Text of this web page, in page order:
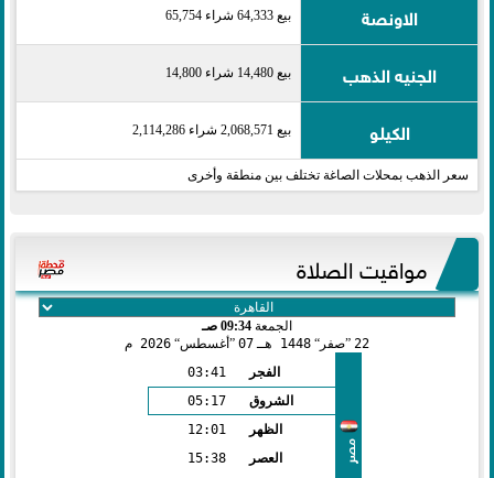
الاونصة بيع 64,333 شراء 65,754
الجنيه الذهب بيع 14,480 شراء 14,800
الكيلو بيع 2,068,571 شراء 2,114,286
سعر الذهب بمحلات الصاغة تختلف بين منطقة وأخرى
مواقيت الصلاة
الجمعة 09:34 صـ
22 صفر 1448 هـ 07 أغسطس 2026 م
مصر
الفجر
03:41
الشروق
05:17
الظهر
12:01
العصر
15:38